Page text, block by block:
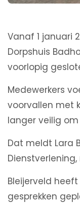
Vanaf 1 januari
Dorpshuis
voorlopig
Medewerkers
voorvallen met
langer veilig
Dat meldt Lara
Bleijerveld
gesprekken